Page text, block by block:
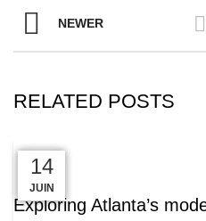
NEWER
RELATED POSTS
23
JUIL
DECORATION
Exploring Atlanta’s
23
JUIL
22
JUIN
16
JUIN
14
JUIN